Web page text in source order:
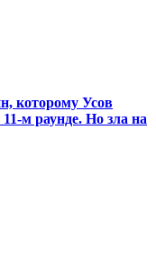
которому Усов
м раунде. Но зла на